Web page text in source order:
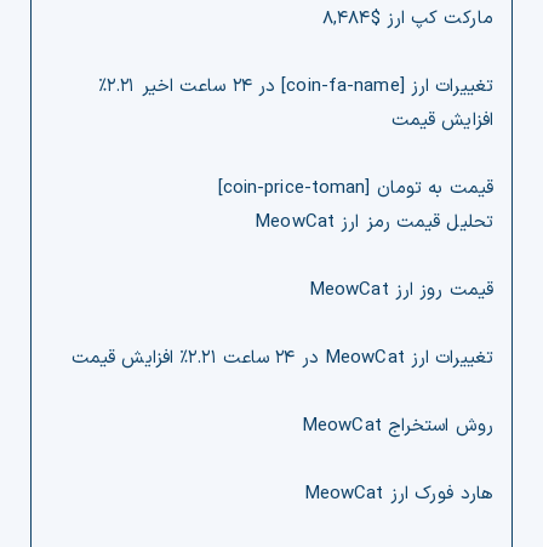
مارکت کپ ارز $۸,۴۸۴
تغییرات ارز [coin-fa-name] در ۲۴ ساعت اخیر ۲.۲۱%
افزایش قیمت
قیمت به تومان [coin-price-toman]
تحلیل قیمت رمز ارز MeowCat
قیمت روز ارز MeowCat
تغییرات ارز MeowCat در ۲۴ ساعت ۲.۲۱% افزایش قیمت
روش استخراج MeowCat
هارد فورک ارز MeowCat